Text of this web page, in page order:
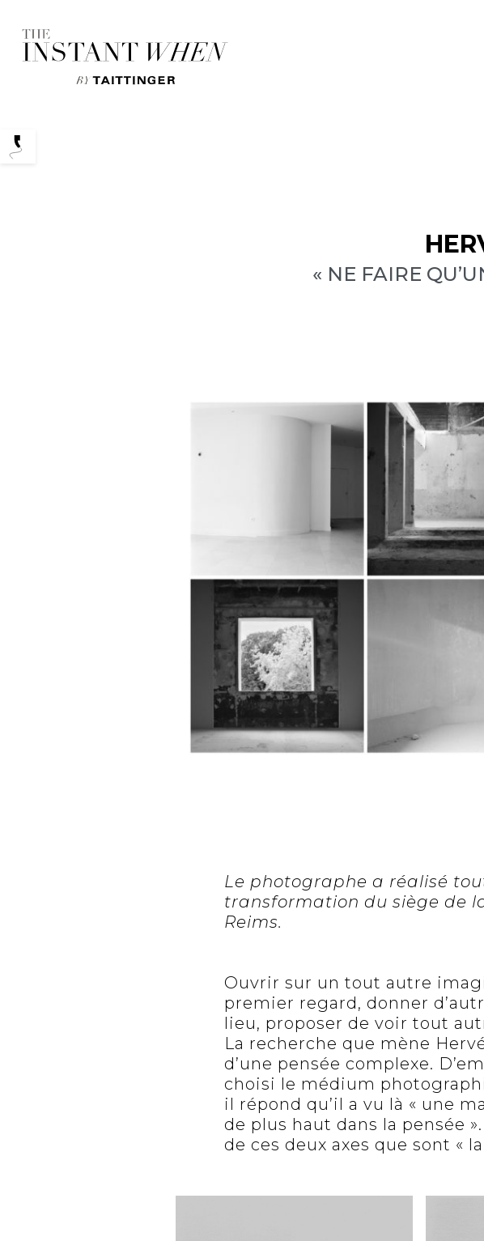
« NE FAIRE
Le photographe a réalisé
transformation du siège de
Reims.
Ouvrir sur un tout autre
premier regard, donner
lieu, proposer de voir tout
La recherche que mène
d’une pensée complexe.
choisi le médium
il répond qu’il a vu là « une
de plus haut dans la pensée
de ces deux axes que sont «